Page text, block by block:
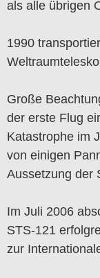
als alle übrigen
1990
Große
der erste Flug
Katastrophe im
von einigen
Aussetzung der
Im Juli 2006
STS-121
zur